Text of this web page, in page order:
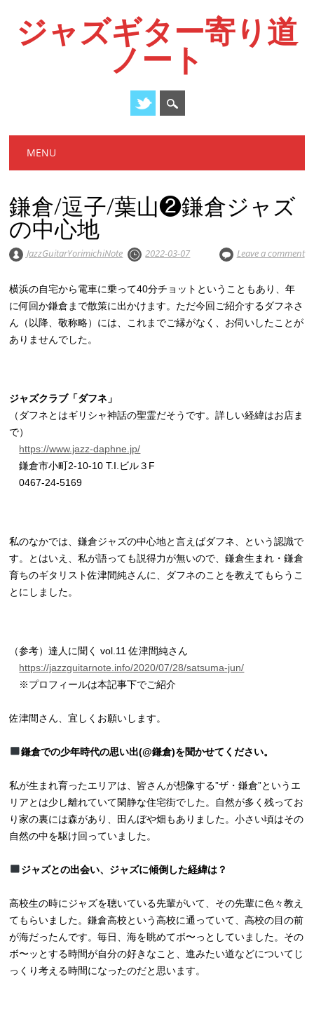
ジャズギター寄り道
ノート
Main menu
MENU
鎌倉/逗子/葉山❷鎌倉ジャズ
の中心地
JazzGuitarYorimichiNote 2022-03-07 Leave a comment
横浜の自宅から電車に乗って40分チョットということもあり、年
に何回か鎌倉まで散策に出かけます。ただ今回ご紹介するダフネさ
ん（以降、敬称略）には、これまでご縁がなく、お伺いしたことが
ありませんでした。
ジャズクラブ「ダフネ」
（ダフネとはギリシャ神話の聖霊だそうです。詳しい経緯はお店ま
で）
https://www.jazz-daphne.jp/
鎌倉市小町2-10-10 T.I.ビル３F
0467-24-5169
私のなかでは、鎌倉ジャズの中心地と言えばダフネ、という認識で
す。とはいえ、私が語っても説得力が無いので、鎌倉生まれ・鎌倉
育ちのギタリスト佐津間純さんに、ダフネのことを教えてもらうこ
とにしました。
（参考）達人に聞く vol.11 佐津間純さん
https://jazzguitarnote.info/2020/07/28/satsuma-jun/
※プロフィールは本記事下でご紹介
佐津間さん、宜しくお願いします。
鎌倉での少年時代の思い出(@鎌倉)を聞かせてください。
私が生まれ育ったエリアは、皆さんが想像する”ザ・鎌倉”というエ
リアとは少し離れていて閑静な住宅街でした。自然が多く残ってお
り家の裏には森があり、田んぼや畑もありました。小さい頃はその
自然の中を駆け回っていました。
ジャズとの出会い、ジャズに傾倒した経緯は？
高校生の時にジャズを聴いている先輩がいて、その先輩に色々教え
てもらいました。鎌倉高校という高校に通っていて、高校の目の前
が海だったんです。毎日、海を眺めてボ〜っとしていました。その
ボ〜ッとする時間が自分の好きなこと、進みたい道などについてじ
っくり考える時間になったのだと思います。